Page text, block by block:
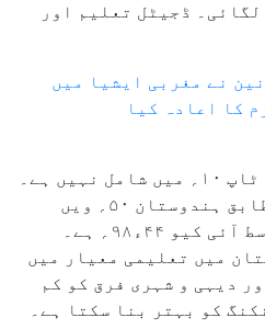
لگائی۔ ڈجیٹل تعلیم اور
نے مغربی ایشیا میں
کا اعادہ کیا
ہندوستان اس فہرست میں ٹاپ ۱۰؍ میں شامل نہیں ہے۔
۲۰۲۶ء کے اندازوں کے مطابق ہندوستان ۵۰؍ ویں
نمبر پر ہے۔ یہاں کا اوسط آئی کیو ۴۴ء۹۸؍ ہے۔
میں تعلیمی معیار میں
دیہی و شہری فرق کو کم
کو بہتر بنا سکتا ہے۔